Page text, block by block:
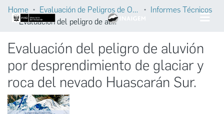
Home Evaluación de Peligros de Origen Glaciar
Informes Técnicos
Evaluación del peligro de aluvión por desprendimiento de glaciar y roca del nevado Huascarán Sur.
Evaluación del peligro de aluvión
por desprendimiento de glaciar y
roca del nevado Huascarán Sur.